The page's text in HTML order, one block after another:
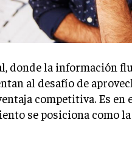
donde la información
al desafío de
competitiva. Es en
se posiciona como